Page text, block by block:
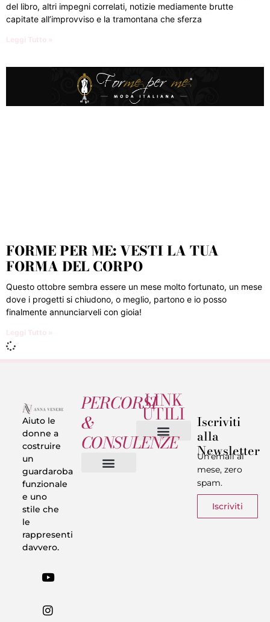
del libro, altri impegni correlati, notizie mediamente brutte
capitate all’improvviso e la tramontana che sferza
Leggi Tutto »
FORME PER ME: VESTI LA TUA
FORMA DEL CORPO
Questo ottobre sembra essere un mese molto fortunato, un mese
dove i progetti si chiudono, o meglio, partono e io posso
finalmente annunciarveli con gioia!
Leggi Tutto »
Aiuto le
donne a
costruire
un
guardaroba
funzionale
e uno
stile che
le
rappresenti
davvero.
PERCORSI
&
CONSULENZE
LINK
UTILI Iscriviti
alla
Newsletter
Un’email al
mese, zero
spam.
Iscriviti